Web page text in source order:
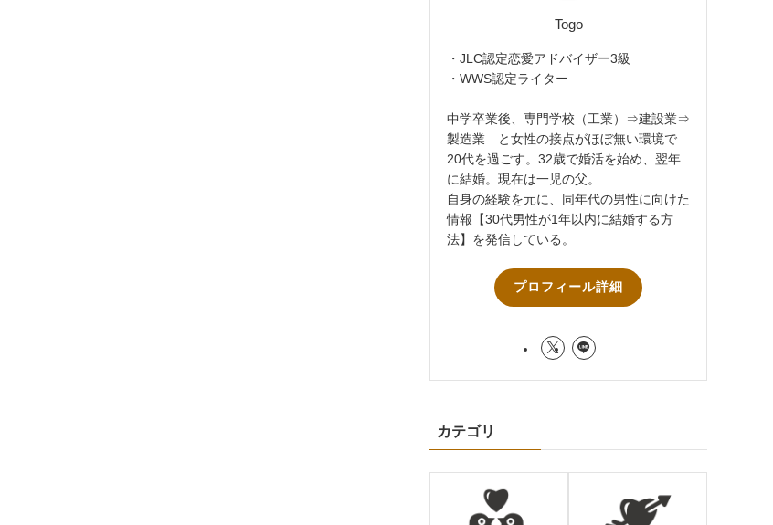
Togo
・JLC認定恋愛アドバイザー3級
・WWS認定ライター
中学卒業後、専門学校（工業）⇒建設業⇒
製造業 と女性の接点がほぼ無い環境で
20代を過ごす。32歳で婚活を始め、翌年
に結婚。現在は一児の父。
自身の経験を元に、同年代の男性に向けた
情報【30代男性が1年以内に結婚する方
法】を発信している。
プロフィール詳細
カテゴリ